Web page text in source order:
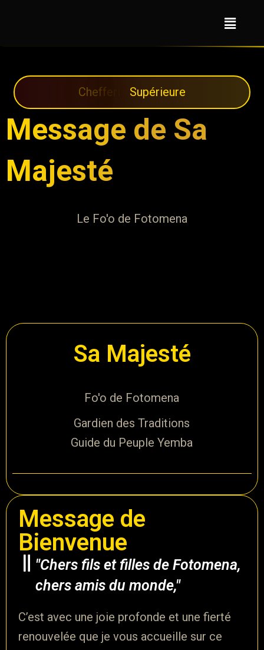
Cheff Supérieure
Message de Sa
Majesté
Le Fo'o de Fotomena
Sa Majesté
Fo'o de Fotomena
Gardien des Traditions
Guide du Peuple Yemba
Message de
Bienvenue
"Chers fils et filles de Fotomena,
chers amis du monde,"
C’est avec une joie profonde et une fierté
renouvelée que je vous accueille sur ce